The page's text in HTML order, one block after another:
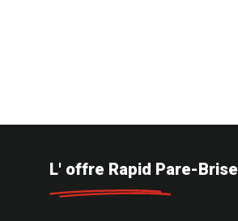
L' offre Rapid Pare-Brise